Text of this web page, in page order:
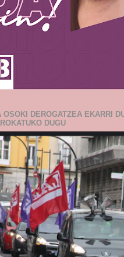
OSOKI DEROGATZEA EKARRI
DUGU